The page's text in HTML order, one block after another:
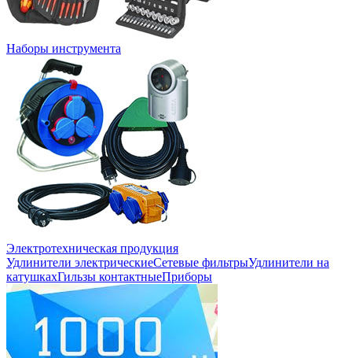
Наборы инструмента
Электротехническая продукция
Удлинители электрическиеСетевые фильтрыУдлинители на
катушкахГильзы контактныеПриборы